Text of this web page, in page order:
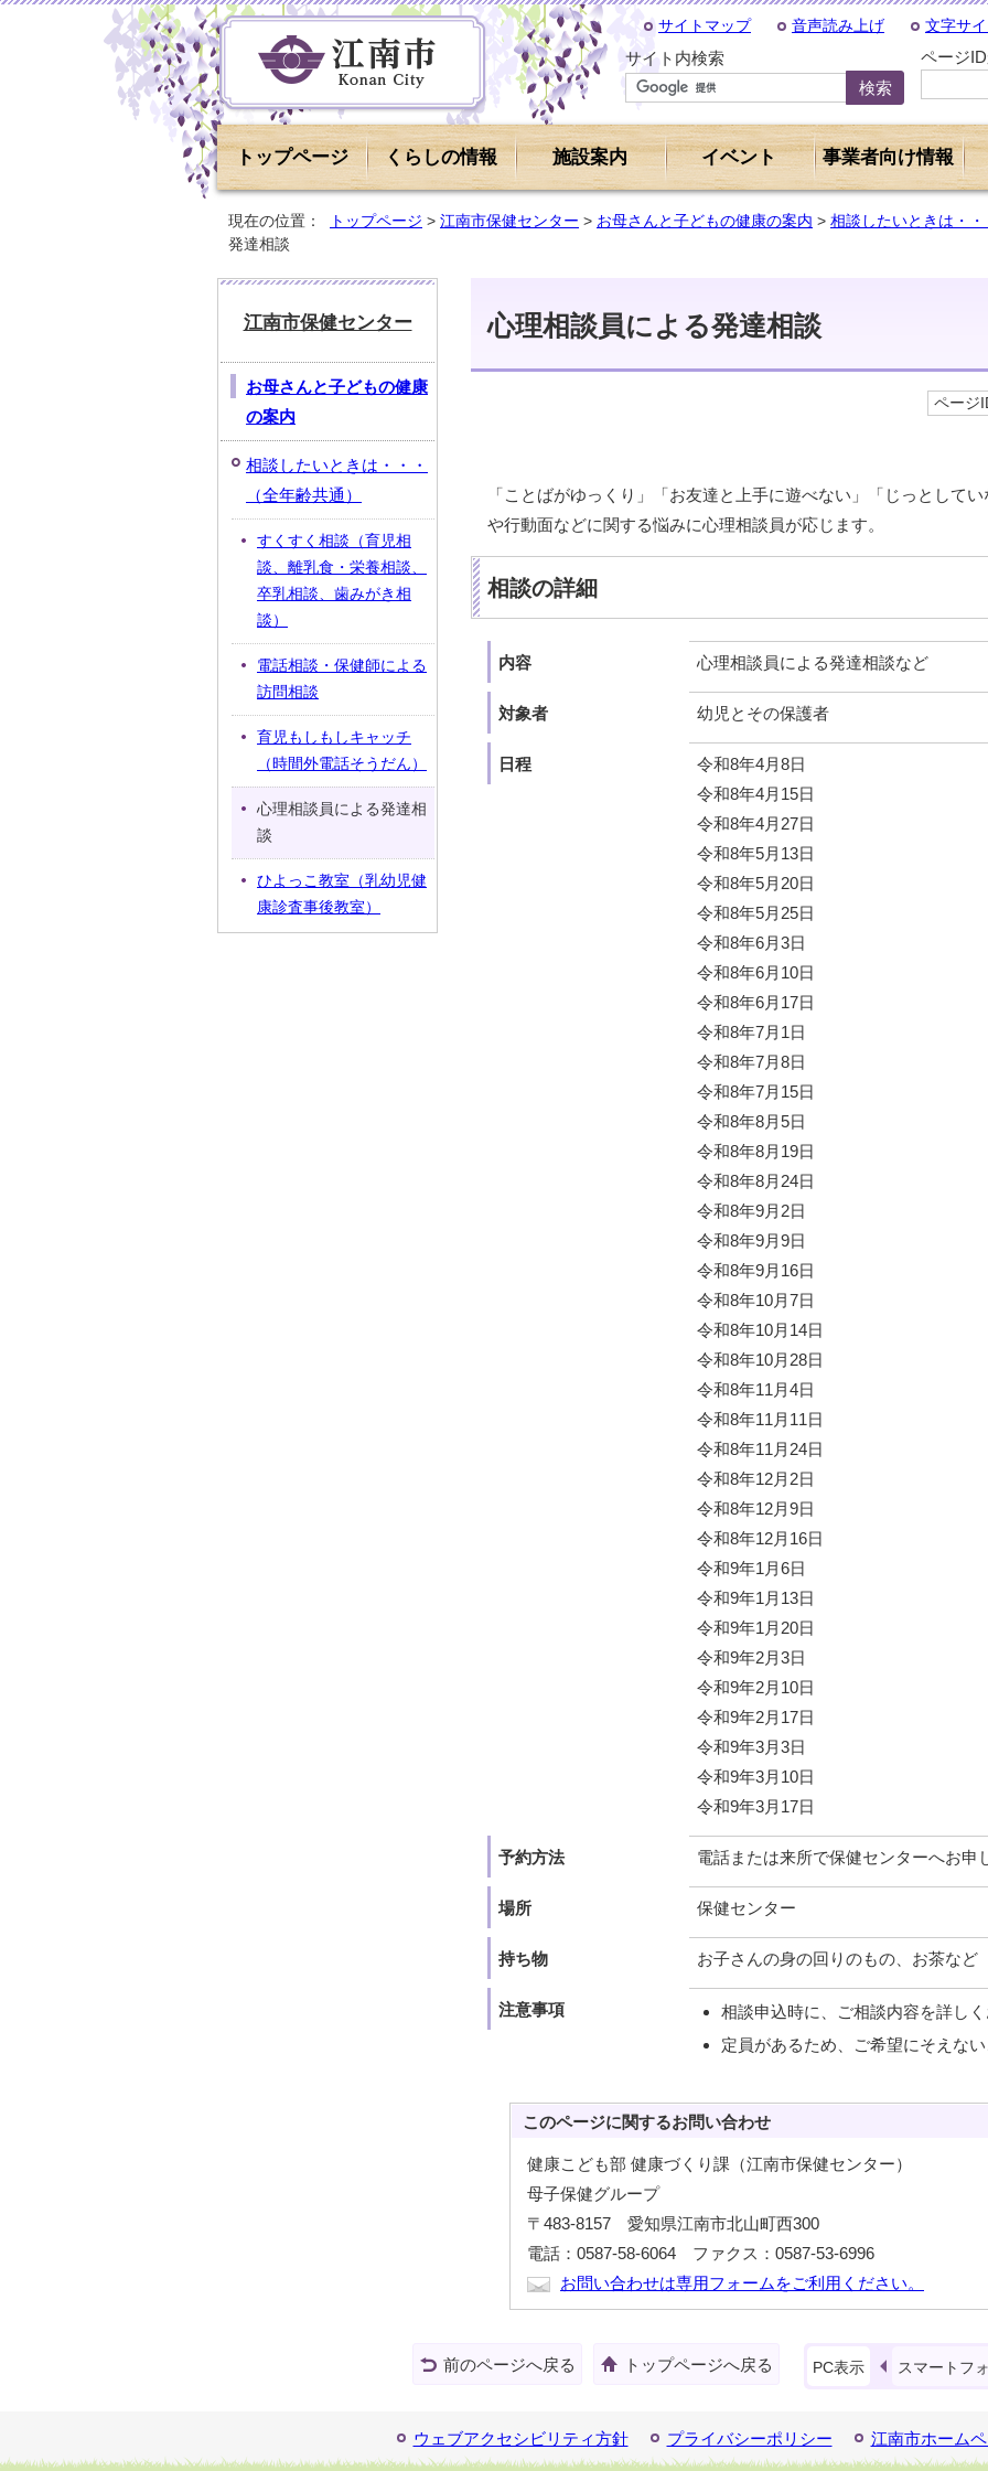
サイトマップ 音声読み上げ 文字サ
サイト内検索 ページ
トップページ くらしの情報 施設案内 イベント 事業者向け情報
現在の位置： トップページ > 江南市保健センター > お母さんと子どもの健康の案内 > 相談したいときは・・
発達相談
心理相談員による発達相談
ページ
「ことばがゆっくり」「お友達と上手に遊べない」「じっとして
や行動面などに関する悩みに心理相談員が応じます。
相談の詳細
内容 心理相談員による発達相談など
対象者 幼児とその保護者
日程
令和8年4月8日
令和8年4月15日
令和8年4月27日
令和8年5月13日
令和8年5月20日
令和8年5月25日
令和8年6月3日
令和8年6月10日
令和8年6月17日
令和8年7月1日
令和8年7月8日
令和8年7月15日
令和8年8月5日
令和8年8月19日
令和8年8月24日
令和8年9月2日
令和8年9月9日
令和8年9月16日
令和8年10月7日
令和8年10月14日
令和8年10月28日
令和8年11月4日
令和8年11月11日
令和8年11月24日
令和8年12月2日
令和8年12月9日
令和8年12月16日
令和9年1月6日
令和9年1月13日
令和9年1月20日
令和9年2月3日
令和9年2月10日
令和9年2月17日
令和9年3月3日
令和9年3月10日
令和9年3月17日
予約方法 電話または来所で保健センターへお申
場所 保健センター
持ち物 お子さんの身の回りのもの、お茶など
注意事項
相談申込時に、ご相談内容を詳しく
定員があるため、ご希望にそえない
このページに関するお問い合わせ
健康こども部 健康づくり課（江南市保健センター）
母子保健グループ
〒483-8157 愛知県江南市北山町西300
電話：0587-58-6064 ファクス：0587-53-6996
お問い合わせは専用フォームをご利用ください。
江南市保健センター
お母さんと子どもの健康
の案内
相談したいときは・・・
（全年齢共通）
すくすく相談（育児相
談、離乳食・栄養相談、
卒乳相談、歯みがき相
談）
電話相談・保健師による
訪問相談
育児もしもしキャッチ
（時間外電話そうだん）
心理相談員による発達相
談
ひよっこ教室（乳幼児健
康診査事後教室）
前のページへ戻る トップページへ戻る PC表示 スマートフ
ウェブアクセシビリティ方針 プライバシーポリシー 江南市ホーム